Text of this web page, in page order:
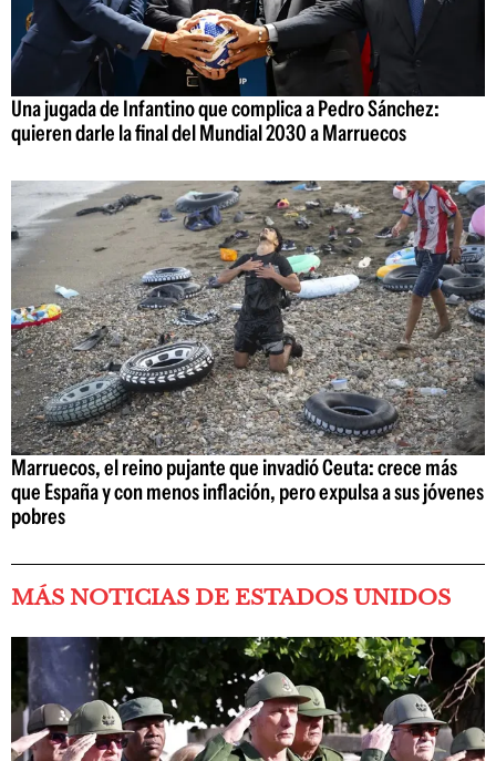
Una jugada de Infantino que complica a Pedro Sánchez:
quieren darle la final del Mundial 2030 a Marruecos
Marruecos, el reino pujante que invadió Ceuta: crece más
que España y con menos inflación, pero expulsa a sus jóvenes
pobres
MÁS NOTICIAS DE ESTADOS UNIDOS